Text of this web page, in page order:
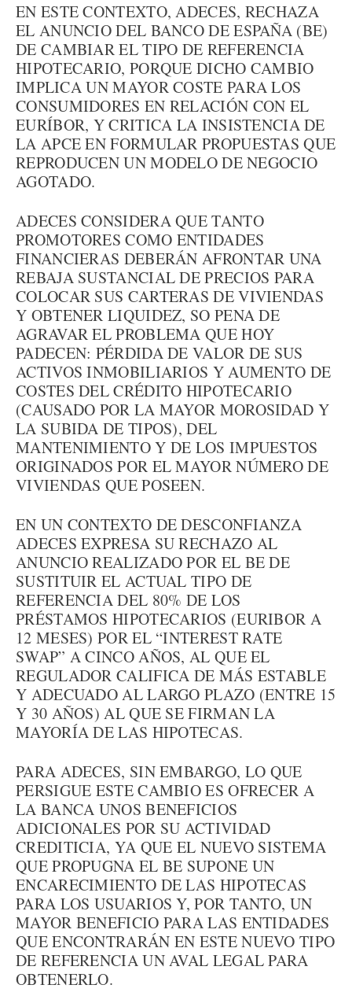
EN ESTE CONTEXTO, ADECES, RECHAZA
EL ANUNCIO DEL BANCO DE ESPAÑA (BE)
DE CAMBIAR EL TIPO DE REFERENCIA
HIPOTECARIO, PORQUE DICHO CAMBIO
IMPLICA UN MAYOR COSTE PARA LOS
CONSUMIDORES EN RELACIÓN CON EL
EURÍBOR, Y CRITICA LA INSISTENCIA DE
LA APCE EN FORMULAR PROPUESTAS QUE
REPRODUCEN UN MODELO DE NEGOCIO
AGOTADO.
ADECES CONSIDERA QUE TANTO
PROMOTORES COMO ENTIDADES
FINANCIERAS DEBERÁN AFRONTAR UNA
REBAJA SUSTANCIAL DE PRECIOS PARA
COLOCAR SUS CARTERAS DE VIVIENDAS
Y OBTENER LIQUIDEZ, SO PENA DE
AGRAVAR EL PROBLEMA QUE HOY
PADECEN: PÉRDIDA DE VALOR DE SUS
ACTIVOS INMOBILIARIOS Y AUMENTO DE
COSTES DEL CRÉDITO HIPOTECARIO
(CAUSADO POR LA MAYOR MOROSIDAD Y
LA SUBIDA DE TIPOS), DEL
MANTENIMIENTO Y DE LOS IMPUESTOS
ORIGINADOS POR EL MAYOR NÚMERO DE
VIVIENDAS QUE POSEEN.
EN UN CONTEXTO DE DESCONFIANZA
ADECES EXPRESA SU RECHAZO AL
ANUNCIO REALIZADO POR EL BE DE
SUSTITUIR EL ACTUAL TIPO DE
REFERENCIA DEL 80% DE LOS
PRÉSTAMOS HIPOTECARIOS (EURIBOR A
12 MESES) POR EL “INTEREST RATE
SWAP” A CINCO AÑOS, AL QUE EL
REGULADOR CALIFICA DE MÁS ESTABLE
Y ADECUADO AL LARGO PLAZO (ENTRE 15
Y 30 AÑOS) AL QUE SE FIRMAN LA
MAYORÍA DE LAS HIPOTECAS.
PARA ADECES, SIN EMBARGO, LO QUE
PERSIGUE ESTE CAMBIO ES OFRECER A
LA BANCA UNOS BENEFICIOS
ADICIONALES POR SU ACTIVIDAD
CREDITICIA, YA QUE EL NUEVO SISTEMA
QUE PROPUGNA EL BE SUPONE UN
ENCARECIMIENTO DE LAS HIPOTECAS
PARA LOS USUARIOS Y, POR TANTO, UN
MAYOR BENEFICIO PARA LAS ENTIDADES
QUE ENCONTRARÁN EN ESTE NUEVO TIPO
DE REFERENCIA UN AVAL LEGAL PARA
OBTENERLO.